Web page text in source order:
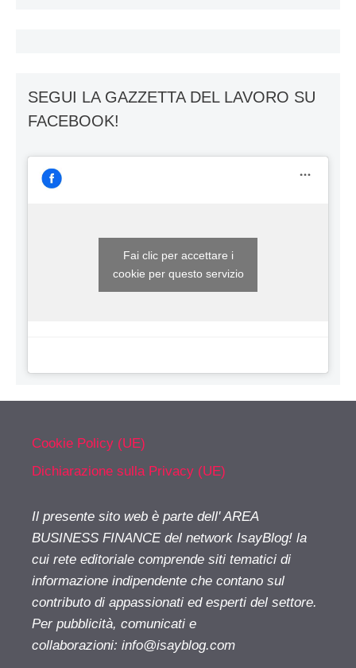
SEGUI LA GAZZETTA DEL LAVORO SU
FACEBOOK!
Fai clic per accettare i
cookie per questo servizio
Cookie Policy (UE)
Dichiarazione sulla Privacy (UE)
Il presente sito web è parte dell' AREA
BUSINESS FINANCE del network IsayBlog! la
cui rete editoriale comprende siti tematici di
informazione indipendente che contano sul
contributo di appassionati ed esperti del settore.
Per pubblicità, comunicati e
collaborazioni: info@isayblog.com